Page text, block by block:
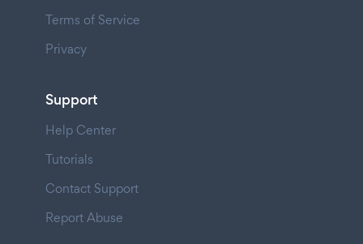
Terms of Service
Privacy
Support
Help Center
Tutorials
Contact Support
Report Abuse